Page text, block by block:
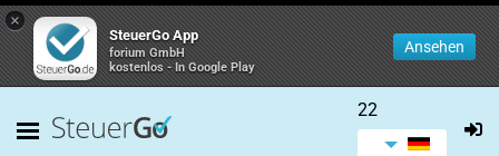
×
SteuerGo App
forium GmbH
kostenlos - In Google Play
Ansehen
22